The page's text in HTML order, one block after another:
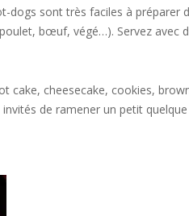
dogs sont très faciles à préparer
bœuf, végé…). Servez avec
cake, cheesecake, cookies,
de ramener un petit